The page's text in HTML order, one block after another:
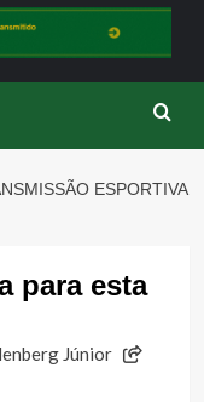
ESPORTIVA
para esta
Júnior